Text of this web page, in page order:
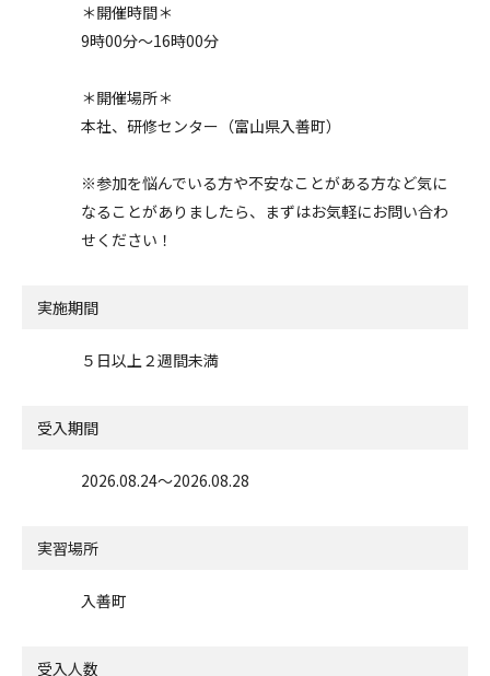
＊開催時間＊
9時00分～16時00分
＊開催場所＊
本社、研修センター（富山県入善町）
※参加を悩んでいる方や不安なことがある方など気に
なることがありましたら、まずはお気軽にお問い合わ
せください！
実施期間
５日以上２週間未満
受入期間
2026.08.24〜2026.08.28
実習場所
入善町
受入人数